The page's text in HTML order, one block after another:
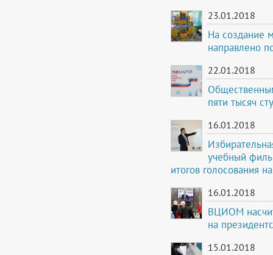
23.01.2018
На создание
направлено
22.01.2018
пяти тысяч
16.01.2018
учебный
итогов голосования
16.01.2018
ВЦИОМ
на
15.01.2018